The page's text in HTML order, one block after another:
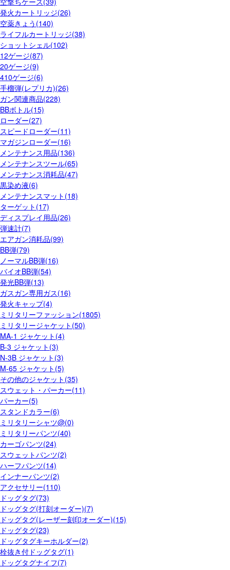
発火カートリッジ(26)
空薬きょう(140)
ライフルカートリッジ(38)
ショットシェル(102)
12ゲージ(87)
20ゲージ(9)
410ゲージ(6)
手榴弾(レプリカ)(26)
ガン関連商品(228)
BBボトル(15)
ローダー(27)
スピードローダー(11)
マガジンローダー(16)
メンテナンス用品(136)
メンテナンスツール(65)
メンテナンス消耗品(47)
黒染め液(6)
メンテナンスマット(18)
ターゲット(17)
ディスプレイ用品(26)
弾速計(7)
エアガン消耗品(99)
BB弾(79)
ノーマルBB弾(16)
バイオBB弾(54)
発光BB弾(13)
ガスガン専用ガス(16)
発火キャップ(4)
ミリタリーファッション(1805)
ミリタリージャケット(50)
MA-1 ジャケット(4)
B-3 ジャケット(3)
N-3B ジャケット(3)
M-65 ジャケット(5)
その他のジャケット(35)
スウェット・パーカー(11)
パーカー(5)
スタンドカラー(6)
ミリタリーシャツ@(0)
ミリタリーパンツ(40)
カーゴパンツ(24)
スウェットパンツ(2)
ハーフパンツ(14)
インナーパンツ(2)
アクセサリー(110)
ドッグタグ(73)
ドッグタグ(打刻オーダー)(7)
ドッグタグ(レーザー刻印オーダー)(15)
ドッグタグ(23)
ドッグタグキーホルダー(2)
栓抜き付ドッグタグ(1)
ドッグタグナイフ(7)